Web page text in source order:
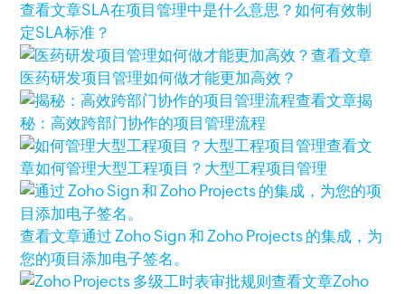
查看文章SLA在项目管理中是什么意思？如何有效制
定SLA标准？
查看文章
医药研发项目管理如何做才能更加高效？
查看文章揭
秘：高效跨部门协作的项目管理流程
查看文
章如何管理大型工程项目？大型工程项目管理
查看文章通过 Zoho Sign 和 Zoho Projects 的集成，为
您的项目添加电子签名。
查看文章Zoho